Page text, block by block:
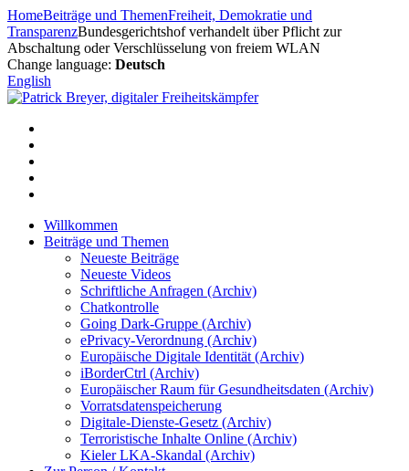
Zum
Inhalt
springen
HomeBeiträge und ThemenFreiheit, Demokratie und
TransparenzBundesgerichtshof verhandelt über Pflicht zur
Abschaltung oder Verschlüsselung von freiem WLAN
Change language: Deutsch
English
Willkommen
Beiträge und Themen
Neueste Beiträge
Neueste Videos
Schriftliche Anfragen (Archiv)
Chatkontrolle
Going Dark-Gruppe (Archiv)
ePrivacy-Verordnung (Archiv)
Europäische Digitale Identität (Archiv)
iBorderCtrl (Archiv)
Europäischer Raum für Gesundheitsdaten (Archiv)
Vorratsdatenspeicherung
Digitale-Dienste-Gesetz (Archiv)
Terroristische Inhalte Online (Archiv)
Kieler LKA-Skandal (Archiv)